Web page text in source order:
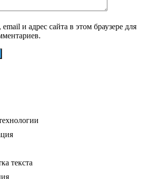
и адрес сайта в этом браузере для
текста